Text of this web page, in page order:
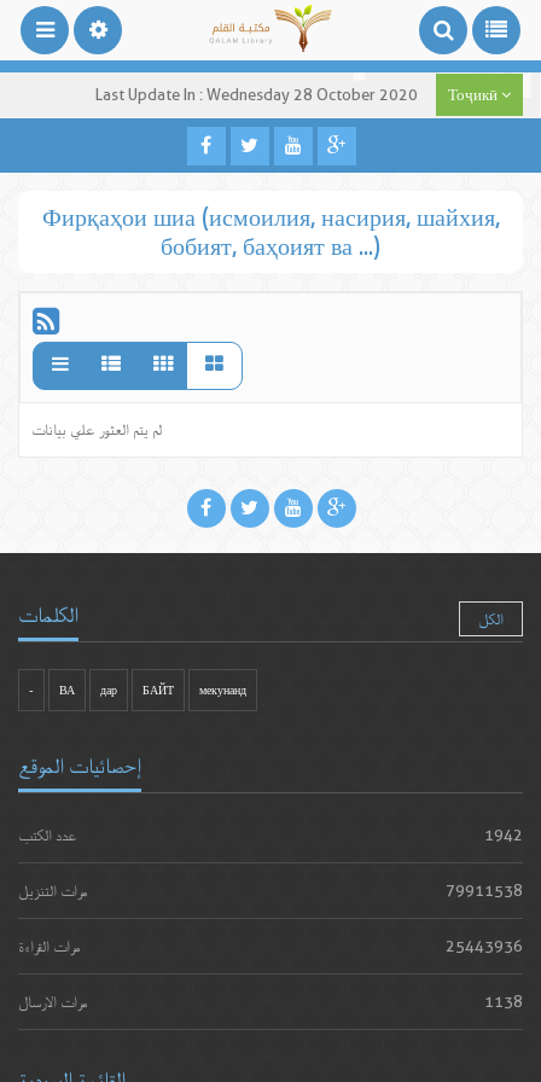
Last Update In : Wednesday 28 October 2020 Тоҷикӣ
Фирқаҳои шиа (исмоилия, насирия, шайхия,
бобият, баҳоият ва ...)
لم يتم العثور علي بيانات
الكلمات الكل
- ВА дар БАЙТ мекунанд
إحصائيات الموقع
عدد الكتب 1942
مرات التنزيل 79911538
مرات القراءة 25443936
مرات الارسال 1138